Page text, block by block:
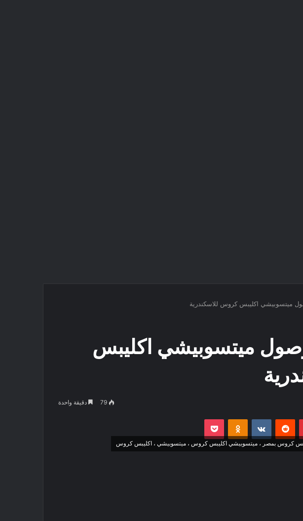
ميتسوبيشي اكليبس كروس للاسكندرية
ميتسوبيشي اكليبس
79 دقيقة واحدة
بينتيريست
كروس بمصر ، ميتسوبيشي اكليبس كروس ، ميتسوبيشي ، اكليبس كروس